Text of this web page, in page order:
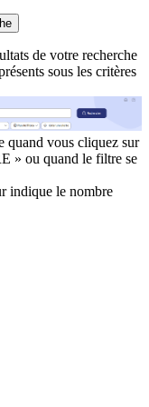
de votre recherche
sous les critères
quand vous cliquez sur
» ou quand le filtre se
indique le nombre